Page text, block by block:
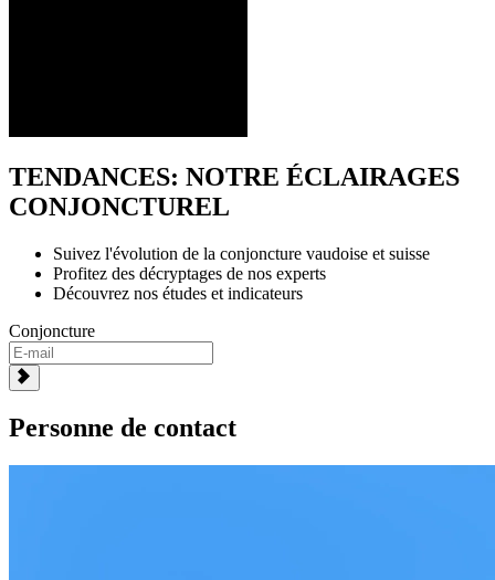
TENDANCES: NOTRE ÉCLAIRAGES
CONJONCTUREL
Suivez l'évolution de la conjoncture vaudoise et suisse
Profitez des décryptages de nos experts
Découvrez nos études et indicateurs
Conjoncture
Personne de contact